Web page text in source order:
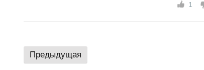
1
Предыдущая